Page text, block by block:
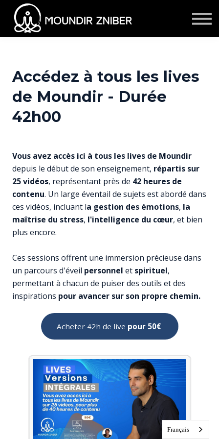
S'inscrire/se connecter
Events & Retraites
Corporate
Accédez à tous les lives
de Moundir - Durée
42h00
Vous avez accès ici à tous les lives de Moundir
depuis le début de son enseignement, répartis sur
25 vidéos, représentant près de 42 heures de
contenu. Un large éventail de sujets est abordé dans
ces vidéos, incluant la gestion des émotions, la
maîtrise du stress, l'intelligence du cœur, et bien
plus encore.
Ces sessions offrent une immersion précieuse dans
un parcours d'éveil personnel et spirituel,
permettant à chacun de puiser des outils et des
inspirations pour avancer sur son propre chemin.
Acheter 42h de live pour 50€
Français